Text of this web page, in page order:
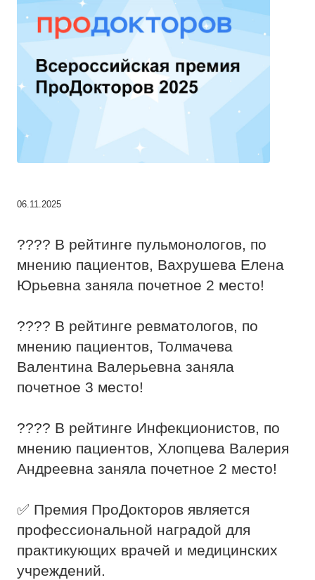
06.11.2025
???? В рейтинге пульмонологов, по
мнению пациентов, Вахрушева Елена
Юрьевна заняла почетное 2 место!
???? В рейтинге ревматологов, по
мнению пациентов, Толмачева
Валентина Валерьевна заняла
почетное 3 место!
???? В рейтинге Инфекционистов, по
мнению пациентов, Хлопцева Валерия
Андреевна заняла почетное 2 место!
✅ Премия ПроДокторов является
профессиональной наградой для
практикующих врачей и медицинских
учреждений.